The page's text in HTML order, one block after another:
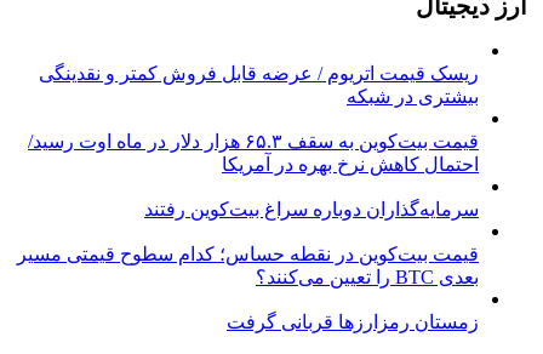
ارز دیجیتال
ریسک قیمت اتریوم / عرضه قابل فروش کمتر و نقدینگی
بیشتری در شبکه
قیمت بیت‌کوین به سقف ۶۵.۳ هزار دلار در ماه اوت رسید/
احتمال کاهش نرخ بهره در آمریکا
سرمایه‌گذاران دوباره سراغ بیت‌کوین رفتند
قیمت بیت‌کوین در نقطه حساس؛ کدام سطوح قیمتی مسیر
بعدی BTC را تعیین می‌کنند؟
زمستان رمزارزها قربانی گرفت